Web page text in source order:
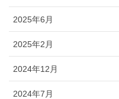
2025年6月
2025年2月
2024年12月
2024年7月